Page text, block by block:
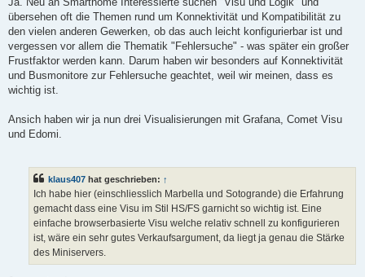
übersehen oft die Themen rund um Konnektivität und Kompatibilität zu
den vielen anderen Gewerken, ob das auch leicht konfigurierbar ist und
vergessen vor allem die Thematik "Fehlersuche" - was später ein großer
Frustfaktor werden kann. Darum haben wir besonders auf Konnektivität
und Busmonitore zur Fehlersuche geachtet, weil wir meinen, dass es
wichtig ist.
Ansich haben wir ja nun drei Visualisierungen mit Grafana, Comet Visu
und Edomi.
klaus407 hat geschrieben: ↑
Ich habe hier (einschliesslich Marbella und Sotogrande) die Erfahrung
gemacht dass eine Visu im Stil HS/FS garnicht so wichtig ist. Eine
einfache browserbasierte Visu welche relativ schnell zu konfigurieren
ist, wäre ein sehr gutes Verkaufsargument, da liegt ja genau die Stärke
des Miniservers.